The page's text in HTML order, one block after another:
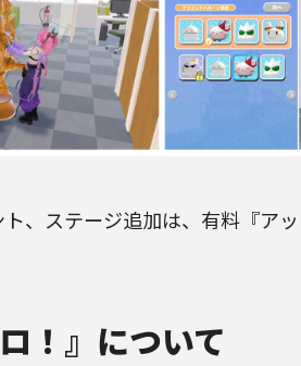
ト、ステージ追加は、有料『ア
！』について